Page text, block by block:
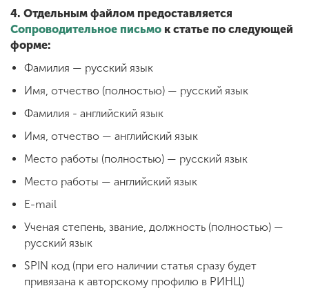
4. Отдельным файлом предоставляется
Сопроводительное письмо к статье по следующей
форме:
Фамилия — русский язык
Имя, отчество (полностью) — русский язык
Фамилия - английский язык
Имя, отчество — английский язык
Место работы (полностью) — русский язык
Место работы — английский язык
Е-mail
Ученая степень, звание, должность (полностью) —
русский язык
SPIN код (при его наличии статья сразу будет
привязана к авторскому профилю в РИНЦ)